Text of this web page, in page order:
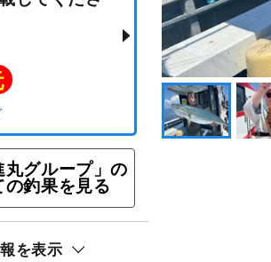
ラバ＆ジギング
題プランを希望の
記載してくださ
元
丸グループ」の
の釣果を見る
を表示